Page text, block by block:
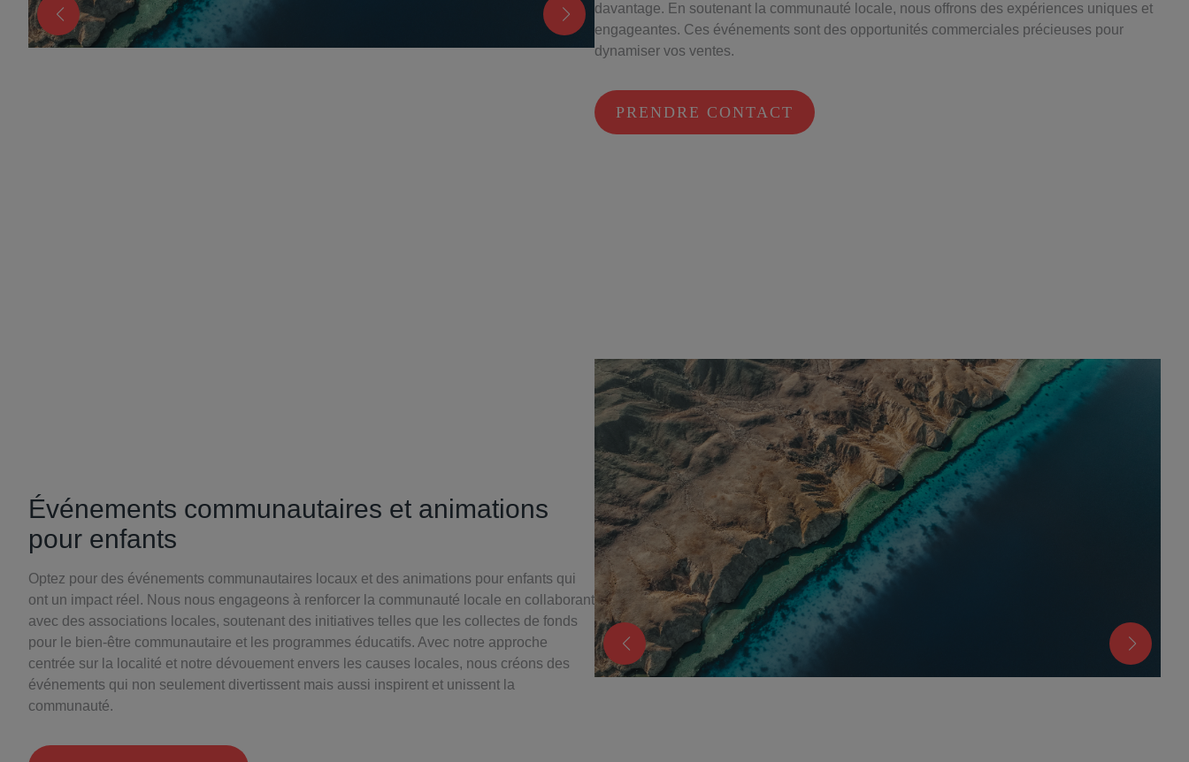
davantage. En soutenant la communauté locale, nous offrons des expériences uniques et
engageantes. Ces événements sont des opportunités commerciales précieuses pour
dynamiser vos ventes.
PRENDRE CONTACT
Événements communautaires et animations
pour enfants
Optez pour des événements communautaires locaux et des animations pour enfants qui
ont un impact réel. Nous nous engageons à renforcer la communauté locale en collaborant
avec des associations locales, soutenant des initiatives telles que les collectes de fonds
pour le bien-être communautaire et les programmes éducatifs. Avec notre approche
centrée sur la localité et notre dévouement envers les causes locales, nous créons des
événements qui non seulement divertissent mais aussi inspirent et unissent la
communauté.